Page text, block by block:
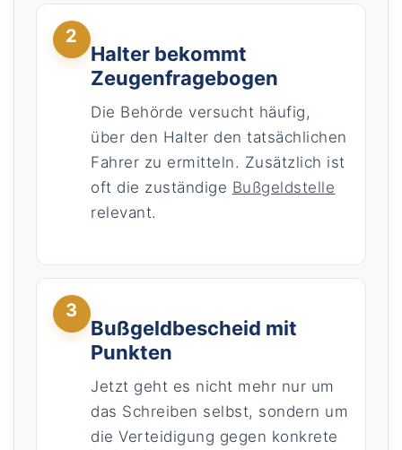
2
Halter bekommt
Zeugenfragebogen
Die Behörde versucht häufig,
über den Halter den tatsächlichen
Fahrer zu ermitteln. Zusätzlich ist
oft die zuständige Bußgeldstelle
relevant.
3
Bußgeldbescheid mit
Punkten
Jetzt geht es nicht mehr nur um
das Schreiben selbst, sondern um
die Verteidigung gegen konkrete